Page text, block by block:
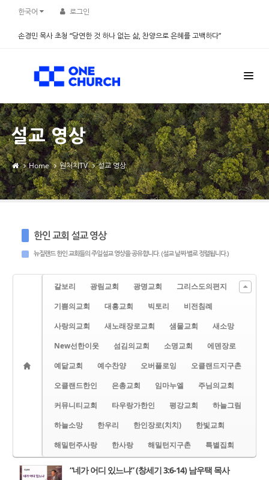
한국어 로그인
손경민 목사 초청 “당연한 것 하나 없는 삶, 찬양으로 은혜를 고백하다”
설교 영상
Home 원처치TV 설교 영상
한인 교회 설교 영상
뉴질랜드 한인 교회들의 주일설교 영상을 공유합니다. (설교 날짜 별로 정렬됩니다.)
갈보리 광림교회 광명교회
그리스도의편지
기쁨의교회
대흥교회 빅토리
비전침례
사랑의교회
새노래장로교회 샘물교회
새소망
New선한이웃
섬김의교회 소명교회
에덴장로
예닮교회
예수찬양 오버플로잉
오클랜드지구촌
오클랜드한인
은총교회 임마누엘
주님의교회
커뮤니티교회
타우랑가한인 평강교회
하늘그림
하늘소망
한우리 한인장로(치치)
한빛교회
해밀턴주사랑
한사랑 해밀턴지구촌 특별집회
“네가 어디 있느냐” (창세기 3:6-14) 남우택 목사
Sketchbook5, 스케치북5